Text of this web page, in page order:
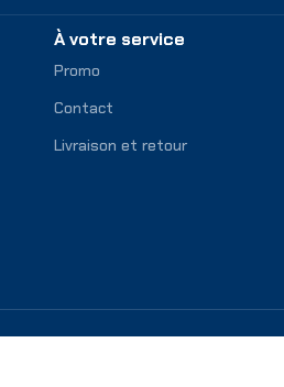
À votre service
Promo
Contact
Livraison et retour